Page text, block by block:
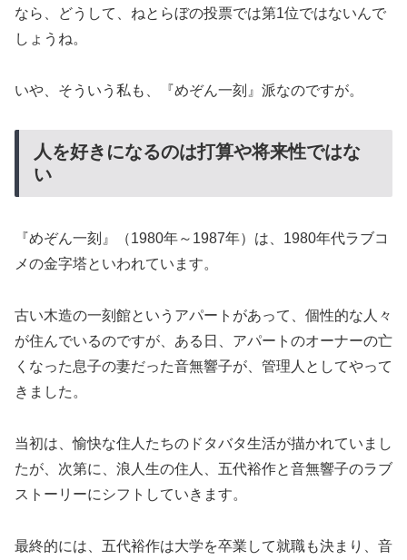
なら、どうして、ねとらぼの投票では第1位ではないんで
しょうね。
いや、そういう私も、『めぞん一刻』派なのですが。
人を好きになるのは打算や将来性ではな
い
『めぞん一刻』（1980年～1987年）は、1980年代ラブコ
メの金字塔といわれています。
古い木造の一刻館というアパートがあって、個性的な人々
が住んでいるのですが、ある日、アパートのオーナーの亡
くなった息子の妻だった音無響子が、管理人としてやって
きました。
当初は、愉快な住人たちのドタバタ生活が描かれていまし
たが、次第に、浪人生の住人、五代裕作と音無響子のラブ
ストーリーにシフトしていきます。
最終的には、五代裕作は大学を卒業して就職も決まり、音